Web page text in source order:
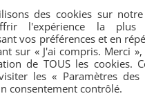
des cookies sur
l'expérience la plus
vos préférences et en
sur « J'ai compris. Merci
de TOUS les cookies.
les « Paramètres
consentement contrôlé.